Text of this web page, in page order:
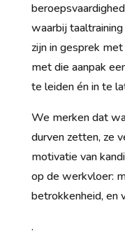
waarbij
zijn in gesprek
met die aanpak
te leiden én in te
We merken dat
durven zetten, ze
motivatie van
op de werkvloer:
betrokkenheid, en
.